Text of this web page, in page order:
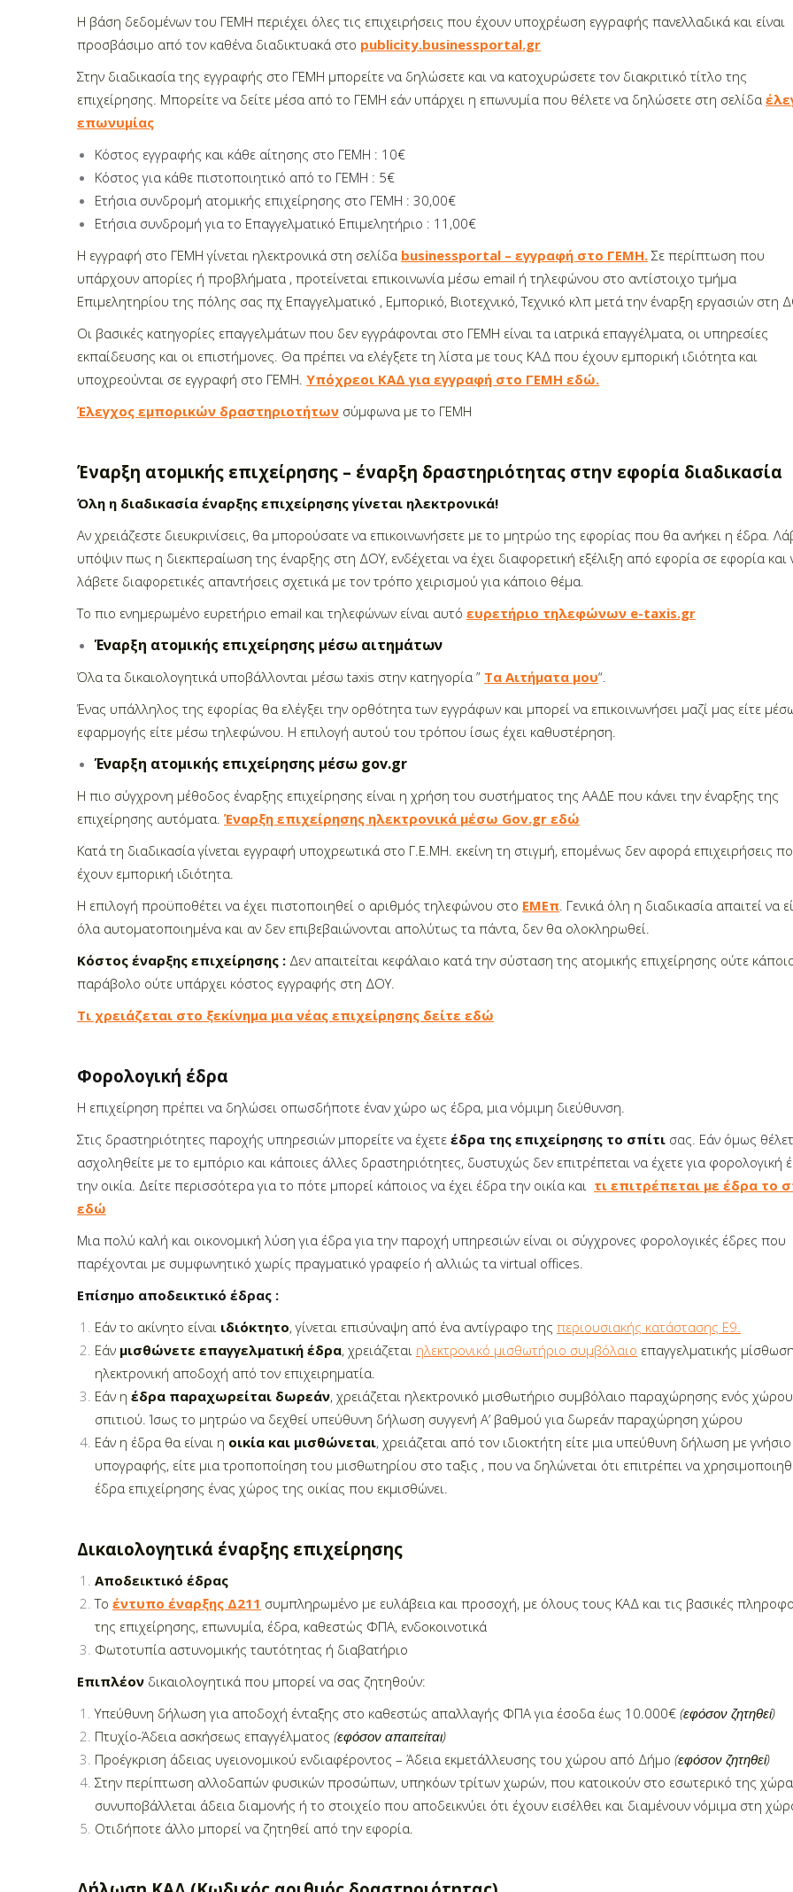
Η βάση δεδομένων του ΓΕΜΗ περιέχει όλες τις επιχειρήσεις που έχουν υποχρέωση εγγραφής πανελλαδικά και είναι
προσβάσιμο από τον καθένα διαδικτυακά στο publicity.businessportal.gr
Στην διαδικασία της εγγραφής στο ΓΕΜΗ μπορείτε να δηλώσετε και να κατοχυρώσετε τον διακριτικό τίτλο της
επιχείρησης. Μπορείτε να δείτε μέσα από το ΓΕΜΗ εάν υπάρχει η επωνυμία που θέλετε να δηλώσετε στη σελίδα
επωνυμίας
Κόστος εγγραφής και κάθε αίτησης στο ΓΕΜΗ : 10€
Κόστος για κάθε πιστοποιητικό από το ΓΕΜΗ : 5€
Ετήσια συνδρομή ατομικής επιχείρησης στο ΓΕΜΗ : 30,00€
Ετήσια συνδρομή για το Επαγγελματικό Επιμελητήριο : 11 ,00€
Η εγγραφή στο ΓΕΜΗ γίνεται ηλεκτρονικά στη σελίδα businessportal – εγγραφή στο ΓΕΜΗ. Σε περίπτωση που
υπάρχουν απορίες ή προβλήματα , προτείνεται επικοινωνία μέσω email ή τηλεφώνου στο αντίστοιχο τμήμα
Επιμελητηρίου της πόλης σας πχ Επαγγελματικό , Εμπορικό, Βιοτεχνικό, Τεχνικό κλπ μετά την έναρξη εργασιών στη
Οι βασικές κατηγορίες επαγγελμάτων που δεν εγγράφονται στο ΓΕΜΗ είναι τα ιατρικά επαγγέλματα, οι υπηρεσίες
εκπαίδευσης και οι επιστήμονες. Θα πρέπει να ελέγξετε τη λίστα με τους ΚΑΔ που έχουν εμπορική ιδιότητα και
υποχρεούνται σε εγγραφή στο ΓΕΜΗ. Υπόχρεοι ΚΑΔ για εγγραφή στο ΓΕΜΗ εδώ.
Έλεγχος εμπορικών δραστηριοτήτων σύμφωνα με το ΓΕΜΗ
Έναρξη ατομικής επιχείρησης – έναρξη δραστηριότητας στην εφορία διαδικασία
Όλη η διαδικασία έναρξης επιχείρησης γίνεται ηλεκτρονικά!
Αν χρειάζεστε διευκρινίσεις, θα μπορούσατε να επικοινωνήσετε με το μητρώο της εφορίας που θα ανήκει η έδρα.
υπόψιν πως η διεκπεραίωση της έναρξης στη ΔΟΥ, ενδέχεται να έχει διαφορετική εξέλιξη από εφορία σε εφορία και
λάβετε διαφορετικές απαντήσεις σχετικά με τον τρόπο χειρισμού για κάποιο θέμα.
Το πιο ενημερωμένο ευρετήριο email και τηλεφώνων είναι αυτό ευρετήριο τηλεφώνων e-taxis.gr
Έναρξη ατομικής επιχείρησης μέσω αιτημάτων
Όλα τα δικαιολογητικά υποβάλλονται μέσω taxis στην κατηγορία ” Τα Αιτήματα μου“.
Ένας υπάλληλος της εφορίας θα ελέγξει την ορθότητα των εγγράφων και μπορεί να επικοινωνήσει μαζί μας είτε
εφαρμογής είτε μέσω τηλεφώνου. Η επιλογή αυτού του τρόπου ίσως έχει καθυστέρηση.
Έναρξη ατομικής επιχείρησης μέσω gov.gr
Η πιο σύγχρονη μέθοδος έναρξης επιχείρησης είναι η χρήση του συστήματος της ΑΑΔΕ που κάνει την έναρξης της
επιχείρησης αυτόματα. Έναρξη επιχείρησης ηλεκτρονικά μέσω Gov.gr εδώ
Κατά τη διαδικασία γίνεται εγγραφή υποχρεωτικά στο Γ.Ε.ΜΗ. εκείνη τη στιγμή, επομένως δεν αφορά επιχειρήσεις
έχουν εμπορική ιδιότητα.
Η επιλογή προϋποθέτει να έχει πιστοποιηθεί ο αριθμός τηλεφώνου στο ΕΜΕπ. Γενικά όλη η διαδικασία απαιτεί να
όλα αυτοματοποιημένα και αν δεν επιβεβαιώνονται απολύτως τα πάντα, δεν θα ολοκληρωθεί.
Κόστος έναρξης επιχείρησης : Δεν απαιτείται κεφάλαιο κατά την σύσταση της ατομικής επιχείρησης ούτε
παράβολο ούτε υπάρχει κόστος εγγραφής στη ΔΟΥ.
Τι χρειάζεται στο ξεκίνημα μια νέας επιχείρησης δείτε εδώ
Φορολογική έδρα
Η επιχείρηση πρέπει να δηλώσει οπωσδήποτε έναν χώρο ως έδρα, μια νόμιμη διεύθυνση.
Στις δραστηριότητες παροχής υπηρεσιών μπορείτε να έχετε έδρα της επιχείρησης το σπίτι σας. Εάν όμως
ασχοληθείτε με το εμπόριο και κάποιες άλλες δραστηριότητες, δυστυχώς δεν επιτρέπεται να έχετε για φορολογική
την οικία. Δείτε περισσότερα για το πότε μπορεί κάποιος να έχει έδρα την οικία και τι επιτρέπεται με έδρα το
εδώ
Μια πολύ καλή και οικονομική λύση για έδρα για την παροχή υπηρεσιών είναι οι σύγχρονες φορολογικές έδρες που
παρέχονται με συμφωνητικό χωρίς πραγματικό γραφείο ή αλλιώς τα virtual offices.
Επίσημο αποδεικτικό έδρας :
Εάν το ακίνητο είναι ιδιόκτητο, γίνεται επισύναψη από ένα αντίγραφο της περιουσιακής κατάστασης Ε9.
Εάν μισθώνετε επαγγελματική έδρα, χρειάζεται ηλεκτρονικό μισθωτήριο συμβόλαιο επαγγελματικής
ηλεκτρονική αποδοχή από τον επιχειρηματία.
Εάν η έδρα παραχωρείται δωρεάν, χρειάζεται ηλεκτρονικό μισθωτήριο συμβόλαιο παραχώρησης ενός
σπιτιού. Ίσως το μητρώο να δεχθεί υπεύθυνη δήλωση συγγενή Α’ βαθμού για δωρεάν παραχώρηση χώρου
Εάν η έδρα θα είναι η οικία και μισθώνεται, χρειάζεται από τον ιδιοκτήτη είτε μια υπεύθυνη δήλωση με γνήσιο
υπογραφής, είτε μια τροποποίηση του μισθωτηρίου στο ταξις , που να δηλώνεται ότι επιτρέπει να
έδρα επιχείρησης ένας χώρος της οικίας που εκμισθώνει.
Δικαιολογητικά έναρξης επιχείρησης
Αποδεικτικό έδρας
Το έντυπο έναρξης Δ211 συμπληρωμένο με ευλάβεια και προσοχή, με όλους τους ΚΑΔ και τις βασικές
της επιχείρησης, επωνυμία, έδρα, καθεστώς ΦΠΑ, ενδοκοινοτικά
Φωτοτυπία αστυνομικής ταυτότητας ή διαβατήριο
Επιπλέον δικαιολογητικά που μπορεί να σας ζητηθούν:
Υπεύθυνη δήλωση για αποδοχή ένταξης στο καθεστώς απαλλαγής ΦΠΑ για έσοδα έως 10.000€ (εφόσον ζητηθεί)
Πτυχίο-Άδεια ασκήσεως επαγγέλματος (εφόσον απαιτείται)
Προέγκριση άδειας υγειονομικού ενδιαφέροντος – Άδεια εκμετάλλευσης του χώρου από Δήμο (εφόσον ζητηθεί)
Στην περίπτωση αλλοδαπών φυσικών προσώπων, υπηκόων τρίτων χωρών, που κατοικούν στο εσωτερικό της
συνυποβάλλεται άδεια διαμονής ή το στοιχείο που αποδεικνύει ότι έχουν εισέλθει και διαμένουν νόμιμα στη
Οτιδήποτε άλλο μπορεί να ζητηθεί από την εφορία.